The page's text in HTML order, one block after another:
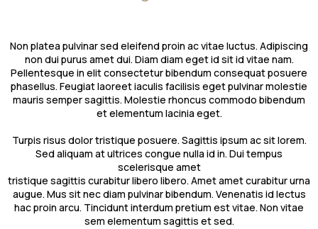
Non platea pulvinar sed eleifend proin ac vitae luctus. Adipiscing
non dui purus amet dui. Diam diam eget id sit id vitae nam.
Pellentesque in elit consectetur bibendum consequat posuere
phasellus. Feugiat laoreet iaculis facilisis eget pulvinar molestie
mauris semper sagittis. Molestie rhoncus commodo bibendum
et elementum lacinia eget.
Turpis risus dolor tristique posuere. Sagittis ipsum ac sit lorem.
Sed aliquam at ultrices congue nulla id in. Dui tempus
scelerisque amet
tristique sagittis curabitur libero libero. Amet amet curabitur urna
augue. Mus sit nec diam pulvinar bibendum. Venenatis id lectus
hac proin arcu. Tincidunt interdum pretium est vitae. Non vitae
sem elementum sagittis et sed.